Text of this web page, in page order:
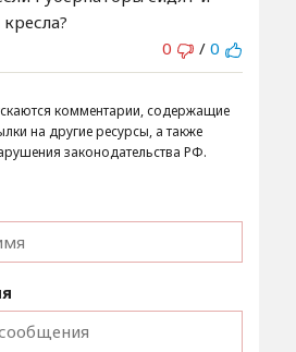
0
/ 0
комментарии, содержащие
на другие ресурсы, а также
законодательства РФ.